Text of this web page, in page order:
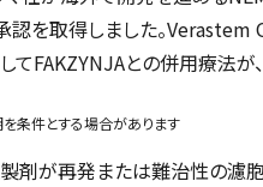
を取得しました。Verastem
てFAKZYNJAとの併用療法が、
条件とする場合があります
剤が再発または難治性の濾